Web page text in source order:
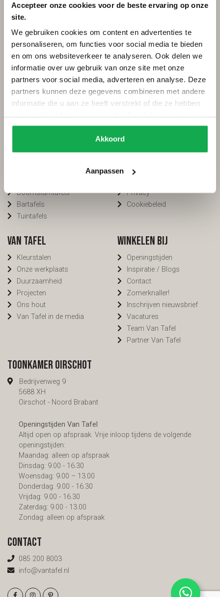
Accepteer onze cookies voor de beste ervaring op onze
site.
We gebruiken cookies om content en advertenties te
personaliseren, om functies voor social media te bieden
en om ons websiteverkeer te analyseren. Ook delen we
informatie over uw gebruik van onze site met onze
partners voor social media, adverteren en analyse. Deze
partners kunnen deze gegevens combineren met andere
informatie die u aan ze heeft verstrekt of die ze hebben
Akkoord
Aanpassen
Categorieën
Boomstamtafels
Bartafels
Tuintafels
Services
Voorwaarden
Privacy
Cookiebeleid
Van Tafel
Kleurstalen
Onze werkplaats
Duurzaamheid
Projecten
Ons hout
Van Tafel in de media
Winkelen bij
Openingstijden
Inspiratie / Blogs
Contact
Zomerknaller!
Inschrijven nieuwsbrief
Vacatures
Team Van Tafel
Partner Van Tafel
Toonkamer Oirschot
Bedrijvenweg 9
5688 XH
Oirschot - Noord Brabant
Openingstijden Van Tafel
Altijd open op afspraak. Vrije inloop tijdens de volgende
openingstijden:
Maandag: alleen op afspraak
Dinsdag: 9.00 - 16.30
Woensdag: 9.00 – 13.00
Donderdag: 9.00 - 16.30
Vrijdag: 9.00 - 16.30
Zaterdag: 9.00 - 13.00
Zondag: alleen op afspraak
Contact
085 200 8003
info@vantafel.nl